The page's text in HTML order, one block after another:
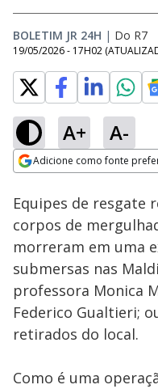
BOLETIM JR 24H | Do R7
19/05/2026 - 17H02
A+ A-
Adicione como fonte
Ativar
Equipes de resgate
corpos de
morreram em uma
submersas nas
professora Monica
Federico Gualtieri;
retirados do local.
Como é uma